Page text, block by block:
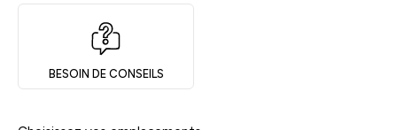
BESOIN DE CONSEILS